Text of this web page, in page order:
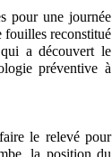
pour une journée
fouilles reconstitué
qui a découvert le
préventive à
le relevé pour
la position du